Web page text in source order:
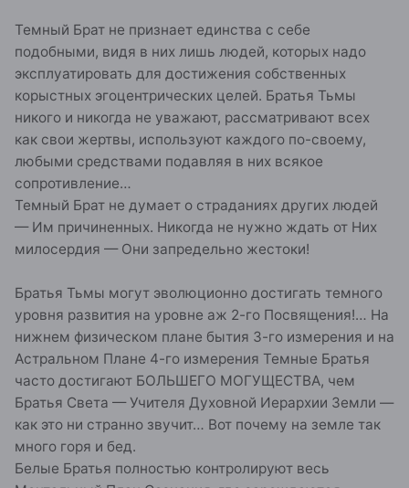
Темный Брат не признает единства с себе
подобными, видя в них лишь людей, которых надо
эксплуатировать для достижения собственных
корыстных эгоцентрических целей. Братья Тьмы
никого и никогда не уважают, рассматривают всех
как свои жертвы, используют каждого по-своему,
любыми средствами подавляя в них всякое
сопротивление…
Темный Брат не думает о страданиях других людей
— Им причиненных. Никогда не нужно ждать от Них
милосердия — Они запредельно жестоки!
Братья Тьмы могут эволюционно достигать темного
уровня развития на уровне аж 2-го Посвящения!… На
нижнем физическом плане бытия 3-го измерения и на
Астральном Плане 4-го измерения Темные Братья
часто достигают БОЛЬШЕГО МОГУЩЕСТВА, чем
Братья Света — Учителя Духовной Иерархии Земли —
как это ни странно звучит… Вот почему на земле так
много горя и бед.
Белые Братья полностью контролируют весь